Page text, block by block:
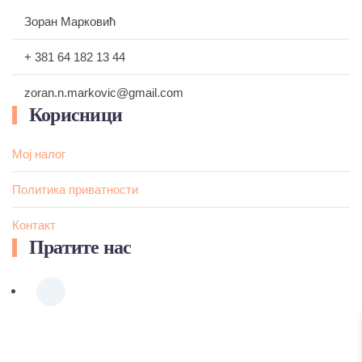
Зоран Марковић
+ 381 64 182 13 44
zoran.n.markovic@gmail.com
Корисници
Мој налог
Политика приватности
Контакт
Пратите нас